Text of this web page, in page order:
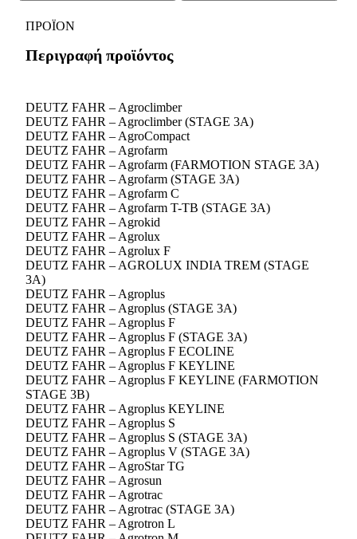
ΠΡΟΪΟΝ
Περιγραφή προϊόντος
DEUTZ FAHR – Agroclimber
DEUTZ FAHR – Agroclimber (STAGE 3A)
DEUTZ FAHR – AgroCompact
DEUTZ FAHR – Agrofarm
DEUTZ FAHR – Agrofarm (FARMOTION STAGE 3A)
DEUTZ FAHR – Agrofarm (STAGE 3A)
DEUTZ FAHR – Agrofarm C
DEUTZ FAHR – Agrofarm T-TB (STAGE 3A)
DEUTZ FAHR – Agrokid
DEUTZ FAHR – Agrolux
DEUTZ FAHR – Agrolux F
DEUTZ FAHR – AGROLUX INDIA TREM (STAGE
3A)
DEUTZ FAHR – Agroplus
DEUTZ FAHR – Agroplus (STAGE 3A)
DEUTZ FAHR – Agroplus F
DEUTZ FAHR – Agroplus F (STAGE 3A)
DEUTZ FAHR – Agroplus F ECOLINE
DEUTZ FAHR – Agroplus F KEYLINE
DEUTZ FAHR – Agroplus F KEYLINE (FARMOTION
STAGE 3B)
DEUTZ FAHR – Agroplus KEYLINE
DEUTZ FAHR – Agroplus S
DEUTZ FAHR – Agroplus S (STAGE 3A)
DEUTZ FAHR – Agroplus V (STAGE 3A)
DEUTZ FAHR – AgroStar TG
DEUTZ FAHR – Agrosun
DEUTZ FAHR – Agrotrac
DEUTZ FAHR – Agrotrac (STAGE 3A)
DEUTZ FAHR – Agrotron L